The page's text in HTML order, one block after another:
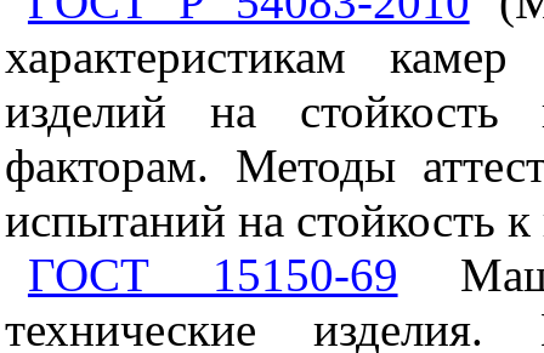
характеристикам
изделий на
факторам. Методы
испытаний на стойкость
ГОСТ 15150-69
технические